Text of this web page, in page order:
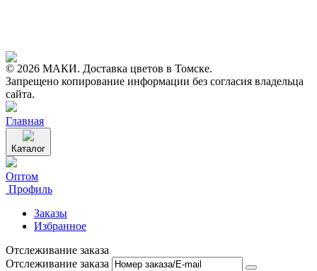
© 2026 МАКИ. Доставка цветов в Томске.
Запрещено копирование информации без согласия владельца
сайта.
Главная
Каталог
Оптом
Профиль
Заказы
Избранное
Отслеживание заказа
Отслеживание заказа